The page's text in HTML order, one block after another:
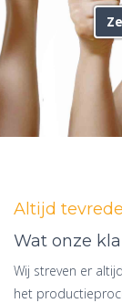
Altijd
Wat onze
Wij streven er
het